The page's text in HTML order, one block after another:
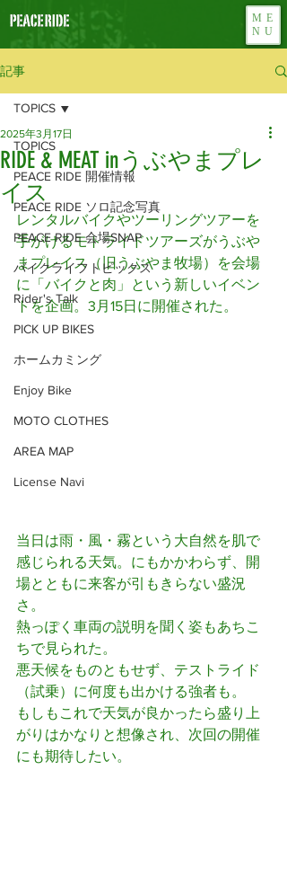
ME
NU
記事
TOPICS
PEACE RIDE 開催情報
PEACE RIDE ソロ記念写真
PEACE RIDE 会場SNAP
バイクライフトピックス
Rider's Talk
PICK UP BIKES
ホームカミング
Enjoy Bike
MOTO CLOTHES
AREA MAP
License Navi
TOPICS
RIDE & MEAT inうぶやまプレ
イス
2025年3月17日
レンタルバイクやツーリングツアーを
手がけるモトライドツアーズがうぶや
まプレイス（旧うぶやま牧場）を会場
に「バイクと肉」という新しいイベン
トを企画。3月15日に開催された。
当日は雨・風・霧という大自然を肌で
感じられる天気。にもかかわらず、開
場とともに来客が引もきらない盛況
さ。
熱っぽく車両の説明を聞く姿もあちこ
ちで見られた。
悪天候をものともせず、テストライド
（試乗）に何度も出かける強者も。
もしもこれで天気が良かったら盛り上
がりはかなりと想像され、次回の開催
にも期待したい。